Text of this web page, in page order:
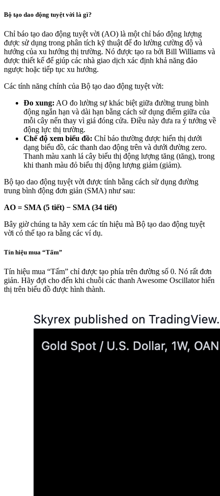
Bộ tạo dao động tuyệt vời là gì?
Chỉ báo tạo dao động tuyệt vời (AO) là một chỉ báo động lượng
được sử dụng trong phân tích kỹ thuật để đo lường cường độ và
hướng của xu hướng thị trường. Nó được tạo ra bởi Bill Williams và
được thiết kế để giúp các nhà giao dịch xác định khả năng đảo
ngược hoặc tiếp tục xu hướng.
Các tính năng chính của Bộ tạo dao động tuyệt vời:
Đo xung: AO đo lường sự khác biệt giữa đường trung bình
động ngắn hạn và dài hạn bằng cách sử dụng điểm giữa của
mỗi cây nến thay vì giá đóng cửa. Điều này đưa ra ý tưởng về
động lực thị trường.
Chế độ xem biểu đồ: Chỉ báo thường được hiển thị dưới
dạng biểu đồ, các thanh dao động trên và dưới đường zero.
Thanh màu xanh lá cây biểu thị động lượng tăng (tăng), trong
khi thanh màu đỏ biểu thị động lượng giảm (giảm).
Bộ tạo dao động tuyệt vời được tính bằng cách sử dụng đường
trung bình động đơn giản (SMA) như sau:
AO = SMA (5 tiết) − SMA (34 tiết)
Bây giờ chúng ta hãy xem các tín hiệu mà Bộ tạo dao động tuyệt
vời có thể tạo ra bằng các ví dụ.
Tín hiệu mua “Tấm”
Tín hiệu mua “Tấm” chỉ được tạo phía trên đường số 0. Nó rất đơn
giản. Hãy đợi cho đến khi chuỗi các thanh Awesome Oscillator hiển
thị trên biểu đồ được hình thành.